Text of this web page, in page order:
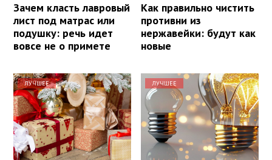
Зачем класть лавровый
лист под матрас или
подушку: речь идет
вовсе не о примете
Как правильно чистить
противни из
нержавейки: будут как
новые
ЛУЧШЕЕ ЛУЧШЕЕ